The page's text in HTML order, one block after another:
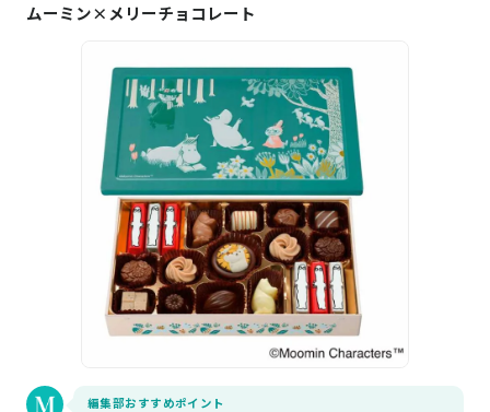
ムーミン×メリーチョコレート
編集部おすすめポイント